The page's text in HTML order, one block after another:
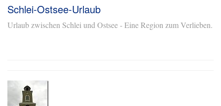
Schlei-Ostsee-Urlaub
Urlaub zwischen Schlei und Ostsee - Eine Region zum Verlieben.